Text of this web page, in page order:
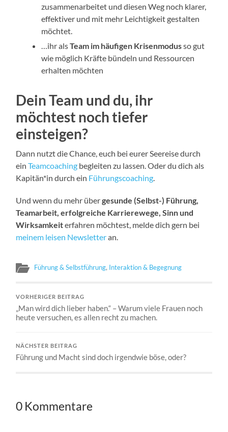
zusammenarbeitet und diesen Weg noch klarer,
effektiver und mit mehr Leichtigkeit gestalten
möchtet.
…ihr alsTeam im häufigen Krisenmodusso gut
wie möglich Kräfte bündeln und Ressourcen
erhalten möchten
Dein Team und du, ihr
möchtest noch tiefer
einsteigen?
Dann nutzt die Chance, euch bei eurer Seereise durch
einTeamcoaching begleiten zu lassen. Oder du dich als
Kapitän*in durch ein Führungscoaching.
Und wenn du mehr übergesunde (Selbst-) Führung,
Teamarbeit, erfolgreiche Karrierewege, Sinn und
Wirksamkeiterfahren möchtest, melde dich gern bei
meinem leisen Newsletteran.
Führung & Selbstführung, Interaktion & Begegnung
VORHERIGER BEITRAG
„Man wird dich lieber haben.“ – Warum viele Frauen noch
heute versuchen, es allen recht zu machen.
NÄCHSTER BEITRAG
Führung und Macht sind doch irgendwie böse, oder?
0 Kommentare